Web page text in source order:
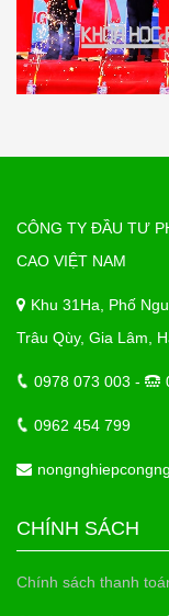
CÔNG TY ĐẦU TƯ
CAO VIỆT NAM
Khu 31Ha, Phố
Trâu Qùy, Gia Lâm,
0978 073 003 -
0962 454 799
CHÍNH SÁCH
Chính sách thanh